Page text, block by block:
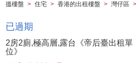
搵樓盤 > 住宅 > 香港的出租樓盤 > 灣仔區 >
已過期
2房2廁,極高層,露台《帝后臺出租單
位》